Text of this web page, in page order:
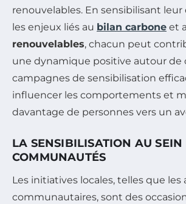
renouvelables. En sensibilisant
les enjeux liés au bilan carbone et
renouvelables, chacun peut
une dynamique positive autour de
campagnes de sensibilisation
influencer les comportements et
davantage de personnes vers un
LA SENSIBILISATION AU SEIN
COMMUNAUTÉS
Les initiatives locales, telles que les
communautaires, sont des